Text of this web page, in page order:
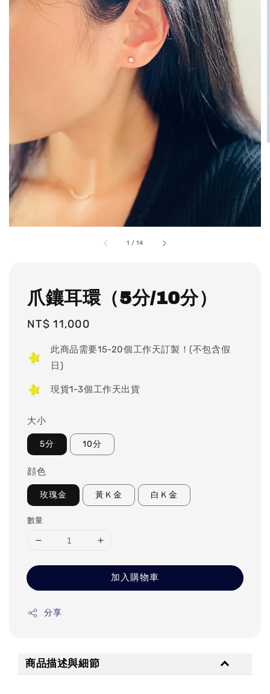
1 /14
爪鑲耳環（5分/10分）
Regular
NT$ 11,000
此商品需要15-20個工作天訂製！(不包含假
日)
現貨1-3個工作天出貨
大小
5分 10分
顔色
玫瑰金 黃Ｋ金 白Ｋ金
數量
加入購物車
分享
商品描述與細節